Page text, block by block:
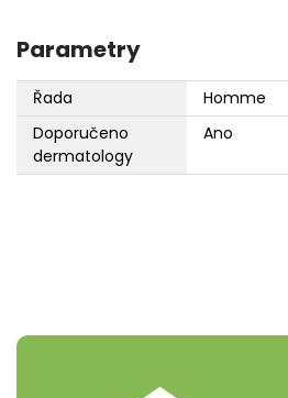
Parametry
Řada
Homme
Doporučeno
dermatology
Ano